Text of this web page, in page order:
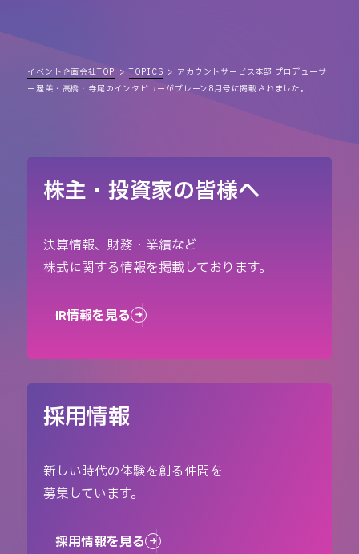
イベント企画会社TOP TOPICS
アカウントサービス本部 プロデューサ
ー渥美・高橋・寺尾のインタビューがブレーン8月号に掲載されました。
株主・投資家の皆様へ
決算情報、財務・業績など
株式に関する情報を掲載しております。
IR情報を見る
採用情報
新しい時代の体験を創る仲間を
募集しています。
採用情報を見る